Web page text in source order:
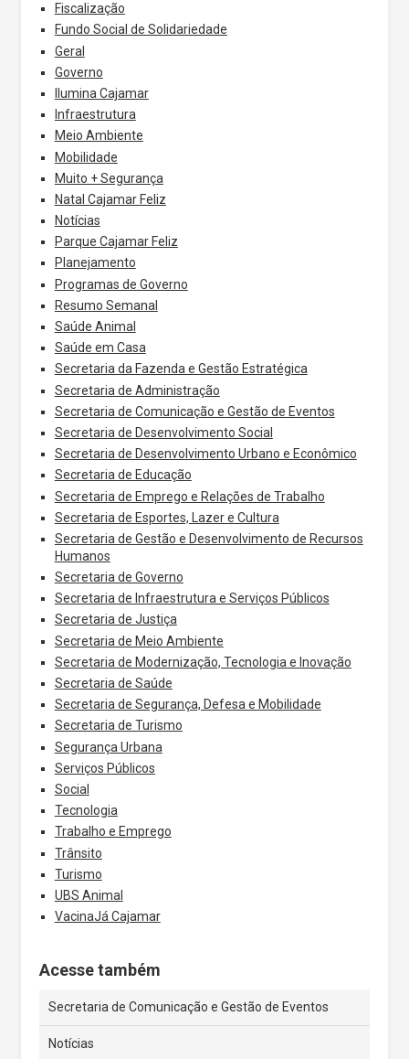
Fiscalização
Fundo Social de Solidariedade
Geral
Governo
Ilumina Cajamar
Infraestrutura
Meio Ambiente
Mobilidade
Muito + Segurança
Natal Cajamar Feliz
Notícias
Parque Cajamar Feliz
Planejamento
Programas de Governo
Resumo Semanal
Saúde Animal
Saúde em Casa
Secretaria da Fazenda e Gestão Estratégica
Secretaria de Administração
Secretaria de Comunicação e Gestão de Eventos
Secretaria de Desenvolvimento Social
Secretaria de Desenvolvimento Urbano e Econômico
Secretaria de Educação
Secretaria de Emprego e Relações de Trabalho
Secretaria de Esportes, Lazer e Cultura
Secretaria de Gestão e Desenvolvimento de Recursos
Humanos
Secretaria de Governo
Secretaria de Infraestrutura e Serviços Públicos
Secretaria de Justiça
Secretaria de Meio Ambiente
Secretaria de Modernização, Tecnologia e Inovação
Secretaria de Saúde
Secretaria de Segurança, Defesa e Mobilidade
Secretaria de Turismo
Segurança Urbana
Serviços Públicos
Social
Tecnologia
Trabalho e Emprego
Trânsito
Turismo
UBS Animal
VacinaJá Cajamar
Acesse também
Secretaria de Comunicação e Gestão de Eventos
Notícias